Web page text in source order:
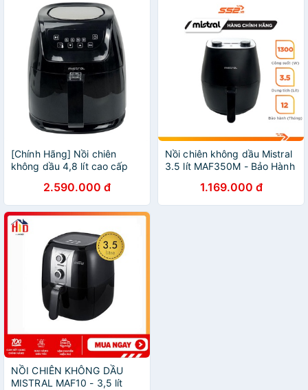
[Chính Hãng] Nồi chiên
không dầu 4,8 lít cao cấp
Malaysia lỗi 1 đổi 1, bảo hành
12 tháng
2.590.000 đ
Nồi chiên không dầu Mistral
3.5 lít MAF350M - Bảo Hành
1.169.000 đ
NỒI CHIÊN KHÔNG DẦU
MISTRAL MAF10 - 3,5 lít